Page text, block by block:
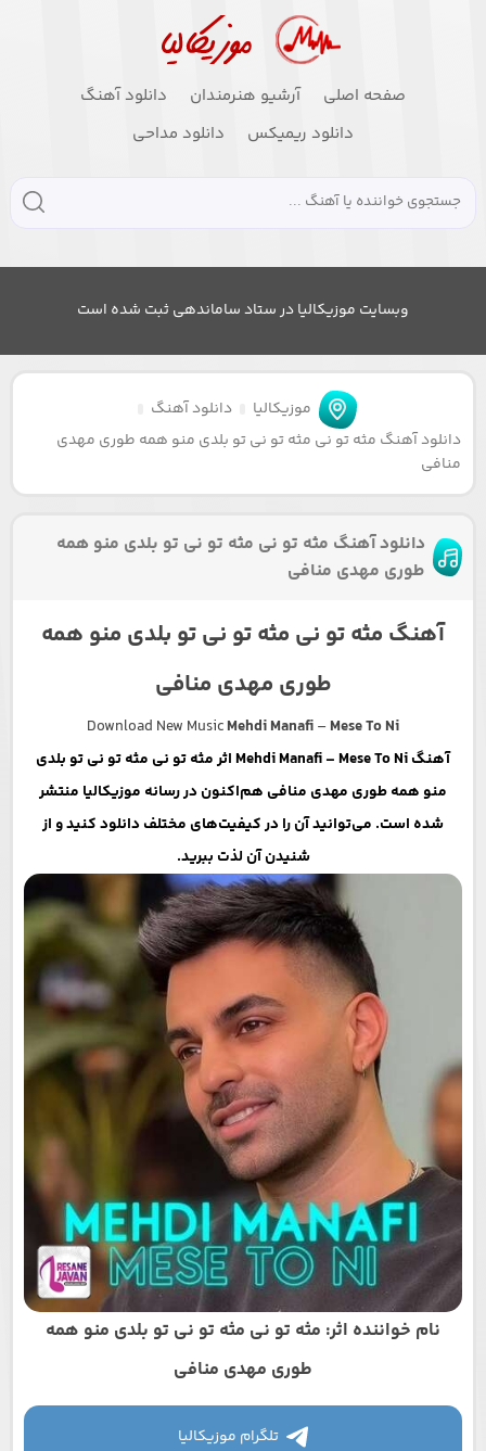
صفحه اصلی آرشیو هنرمندان
دانلود آهنگ
دانلود ریمیکس
دانلود مداحی
وبسایت موزیکالیا در ستاد ساماندهی ثبت شده است
موزیکالیا
دانلود آهنگ
دانلود آهنگ مثه تو نی مثه تو نی تو بلدی منو همه طوری مهدی
منافی
دانلود آهنگ مثه تو نی مثه تو نی تو بلدی منو همه
طوری مهدی منافی
آهنگ مثه تو نی مثه تو نی تو بلدی منو همه
طوری مهدی منافی
Download New MusicMehdi Manafi– Mese To Ni
آهنگ Mehdi Manafi – Mese To Ni اثر مثه تو نی مثه تو نی تو بلدی
منو همه طوری مهدی منافی هم‌اکنون در رسانه موزیکالیا منتشر
شده است. می‌توانید آن را در کیفیت‌های مختلف دانلود کنید و از
شنیدن آن لذت ببرید.
نام خواننده اثر: مثه تو نی مثه تو نی تو بلدی منو همه
طوری مهدی منافی
تلگرام موزیکالیا